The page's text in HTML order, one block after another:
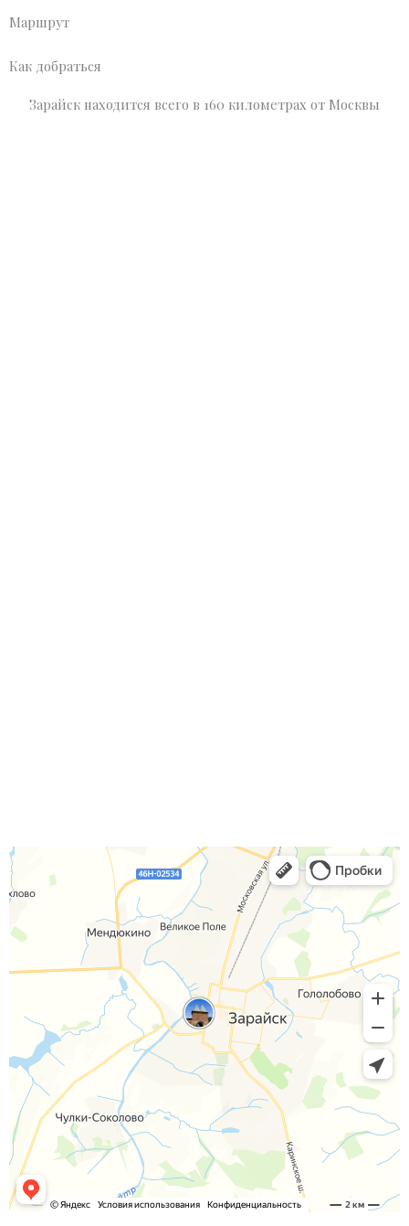
Маршрут
Как добраться
Зарайск находится всего в 160 километрах от Москвы